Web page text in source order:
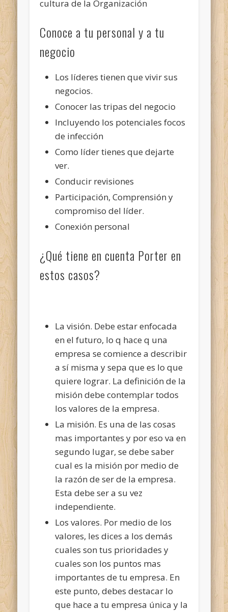
cultura de la Organización
Conoce a tu personal y a tu
negocio
Los líderes tienen que vivir sus
negocios.
Conocer las tripas del negocio
Incluyendo los potenciales focos
de infección
Como líder tienes que dejarte
ver.
Conducir revisiones
Participación, Comprensión y
compromiso del líder.
Conexión personal
¿Qué tiene en cuenta Porter en
estos casos?
La visión. Debe estar enfocada
en el futuro, lo q hace q una
empresa se comience a describir
a sí misma y sepa que es lo que
quiere lograr. La definición de la
misión debe contemplar todos
los valores de la empresa.
La misión. Es una de las cosas
mas importantes y por eso va en
segundo lugar, se debe saber
cual es la misión por medio de
la razón de ser de la empresa.
Esta debe ser a su vez
independiente.
Los valores. Por medio de los
valores, les dices a los demás
cuales son tus prioridades y
cuales son los puntos mas
importantes de tu empresa. En
este punto, debes destacar lo
que hace a tu empresa única y la